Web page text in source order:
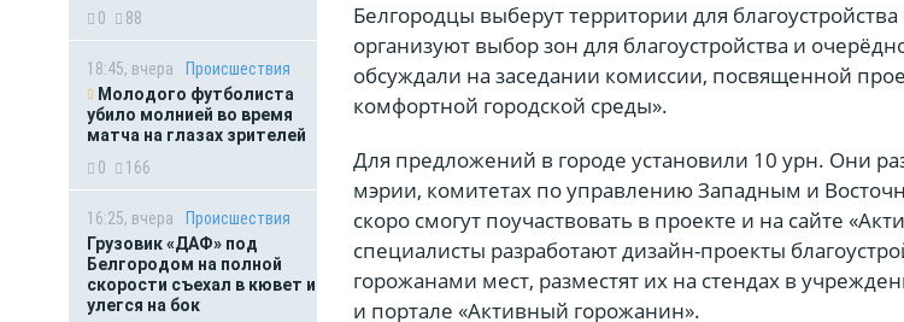
0
88
18:45, вчера
Происшествия
Молодого футболиста
убило молнией во время
матча на глазах зрителей
0
166
16:25, вчера
Происшествия
Грузовик «ДАФ» под
Белгородом на полной
скорости съехал в кювет и
улегся на бок
Белгородцы выберут территории для
организуют выбор зон для благоустройства и
обсуждали на заседании комиссии, посвященной
комфортной городской среды».
Для предложений в городе установили 10 урн. Они
мэрии, комитетах по управлению Западным и
скоро смогут поучаствовать в проекте и на сайте
специалисты разработают дизайн-проекты
горожанами мест, разместят их на стендах в
и портале «Активный горожанин».